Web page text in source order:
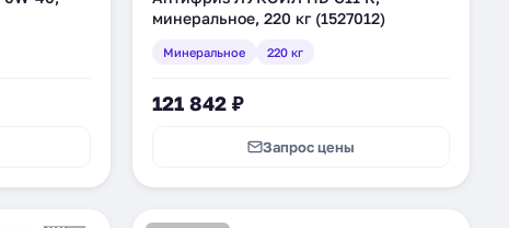
минеральное, 220 кг (1527012)
Минеральное 220 кг
121 842 ₽
Запрос цены